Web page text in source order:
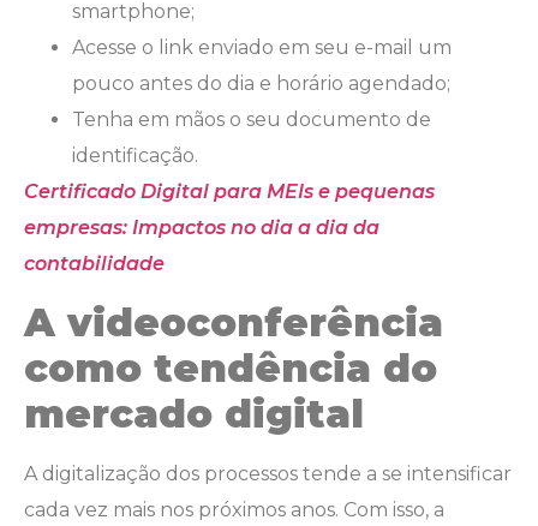
smartphone;
Acesse o link enviado em seu e-mail um
pouco antes do dia e horário agendado;
Tenha em mãos o seu documento de
identificação.
Certificado Digital para MEIs e pequenas
empresas: Impactos no dia a dia da
contabilidade
A videoconferência
como tendência do
mercado digital
A digitalização dos processos tende a se intensificar
cada vez mais nos próximos anos. Com isso, a